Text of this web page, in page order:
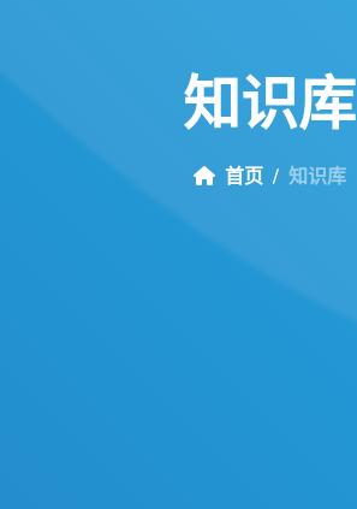
知识库
首页 知识库